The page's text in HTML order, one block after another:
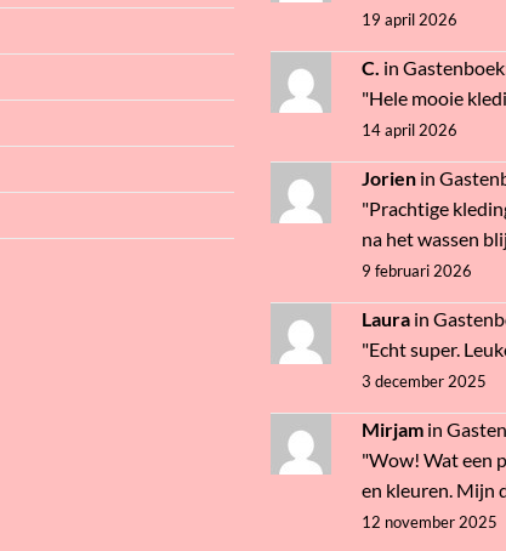
19 april 2026
C. in Gastenboek
"Hele mooie
14 april 2026
Jorien in
"Prachtige
na het wassen
9 februari 2026
Laura in
"Echt super.
3 december 2025
Mirjam in
"Wow! Wat een
en kleuren. Mijn
12 november 2025